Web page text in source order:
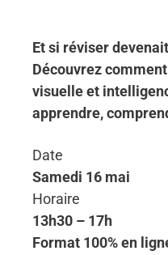
Et si réviser
Découvrez
visuelle et
apprendre,
Date
Samedi 16 mai
Horaire
13h30 – 17h
Format 100% en